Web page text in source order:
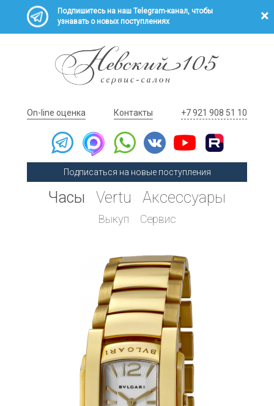
Подпишитесь на наш Telegram-канал, чтобы
узнавать о новых поступлениях
On-line оценка Контакты +7 921 908 51 10
Подписаться на новые поступления
Часы Vertu Аксессуары
Выкуп Сервис